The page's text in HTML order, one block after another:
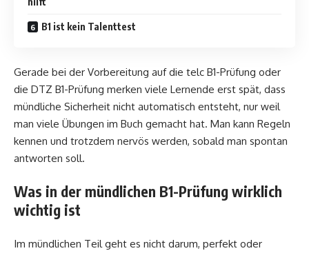
B1 ist kein Talenttest
Gerade bei der Vorbereitung auf die telc B1-Prüfung oder
die DTZ B1-Prüfung merken viele Lernende erst spät, dass
mündliche Sicherheit nicht automatisch entsteht, nur weil
man viele Übungen im Buch gemacht hat. Man kann Regeln
kennen und trotzdem nervös werden, sobald man spontan
antworten soll.
Was in der mündlichen B1-Prüfung wirklich
wichtig ist
Im mündlichen Teil geht es nicht darum, perfekt oder